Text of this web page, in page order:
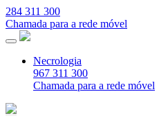
284 311 300
Chamada para a rede móvel
Necrologia
967 311 300
Chamada para a rede móvel